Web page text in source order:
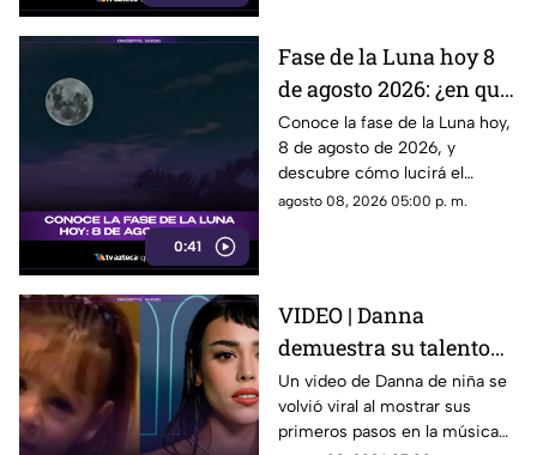
Descubre todos los detalles.
0:41
Fase de la Luna hoy 8
de agosto 2026: ¿en qué
etapa lunar estará esta
noche?
Conoce la fase de la Luna hoy,
8 de agosto de 2026, y
descubre cómo lucirá el
satélite natural durante esta
agosto 08, 2026 05:00 p. m.
VIDEO | Danna
demuestra su talento
desde niña antes de su
colaboración con
Belinda.
Un video de Danna de niña se
volvió viral al mostrar sus
primeros pasos en la música